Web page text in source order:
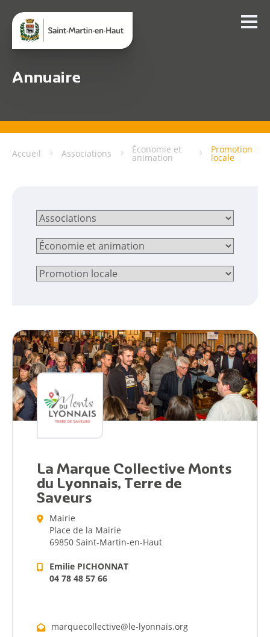
Annuaire
Accueil Associations Économie et
animation
Promotion
locale
La Marque Collective Monts
du Lyonnais, Terre de
Saveurs
Mairie
Place de la Mairie
69850 Saint-Martin-en-Haut
Emilie PICHONNAT
04 78 48 57 66
marquecollective@le-lyonnais.org
Citoyen
Démarches